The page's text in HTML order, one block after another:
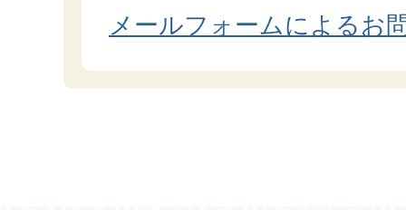
メールフォームによるお